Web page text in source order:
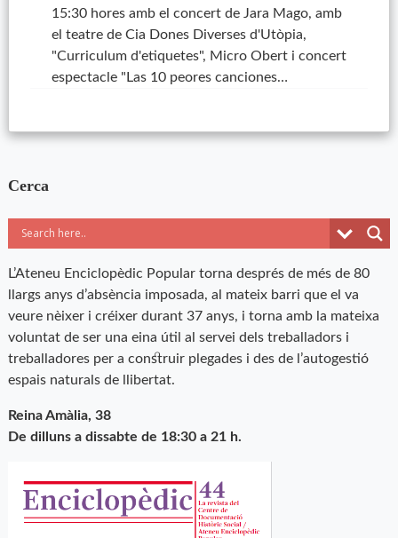
15:30 hores amb el concert de Jara Mago, amb
el teatre de Cia Dones Diverses d'Utòpia,
"Curriculum d'etiquetes", Micro Obert i concert
espectacle "Las 10 peores canciones…
Cerca
L’Ateneu Enciclopèdic Popular torna després de més de 80
llargs anys d’absència imposada, al mateix barri que el va
veure nèixer i créixer durant 37 anys, i torna amb la mateixa
voluntat de ser una eina útil al servei dels treballadors i
treballadores per a construir plegades i des de l’autogestió
espais naturals de llibertat.
Reina Amàlia, 38
De dilluns a dissabte de 18:30 a 21 h.